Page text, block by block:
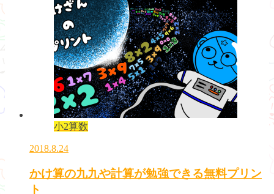
小2算数
2018.8.24
かけ算の九九や計算が勉強できる無料プリン
ト